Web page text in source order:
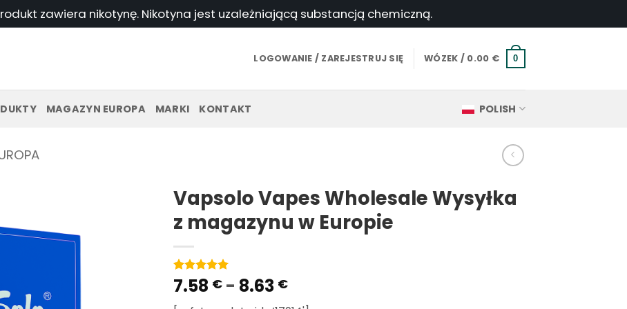
produkt zawiera nikotynę. Nikotyna jest uzależniającą substancją chemiczną.
LOGOWANIE / ZAREJESTRUJ SIĘ WÓZEK / 0.00 € 0
MAGAZYN EUROPA MARKI KONTAKT POLISH
Vapsolo Vapes Wholesale Wysyłka
z magazynu w Europie
Ocena5 na
5 w
oparciu o
1
7.58 € - 8.63 €Zakres
cen: